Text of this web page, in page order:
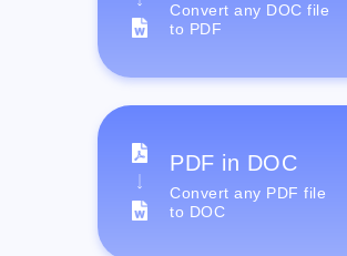
Convert any DOC file
to PDF
PDF in DOC
Convert any PDF file
to DOC